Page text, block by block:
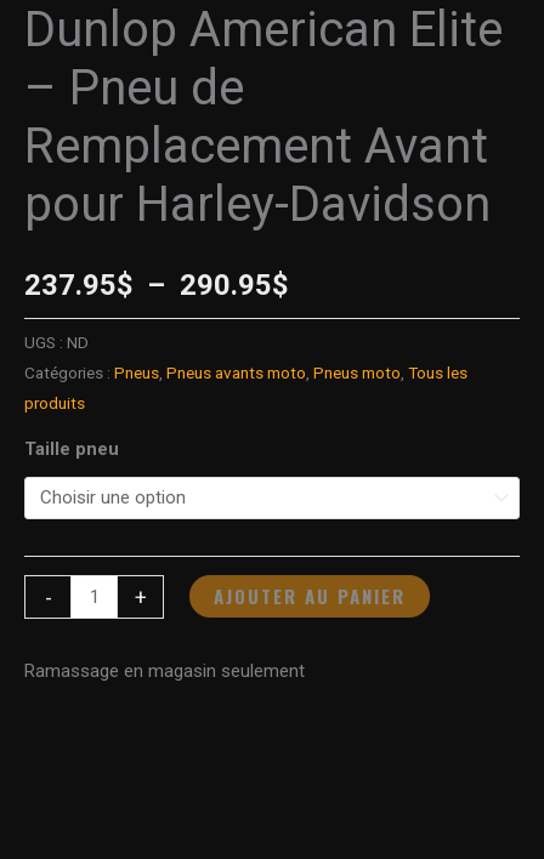
Dunlop American Elite
– Pneu de
Remplacement Avant
pour Harley-Davidson
237.95$ – 290.95$
UGS : ND
Catégories : Pneus Pneus avants moto Pneus moto Tous les
produits
Taille pneu
- + AJOUTER AU PANIER
Ramassage en magasin seulement